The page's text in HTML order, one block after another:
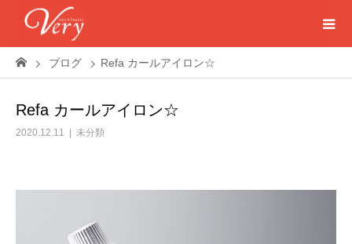
ブログ Refa カールアイロン☆
Refa カールアイロン☆
2020.12.11 未分類